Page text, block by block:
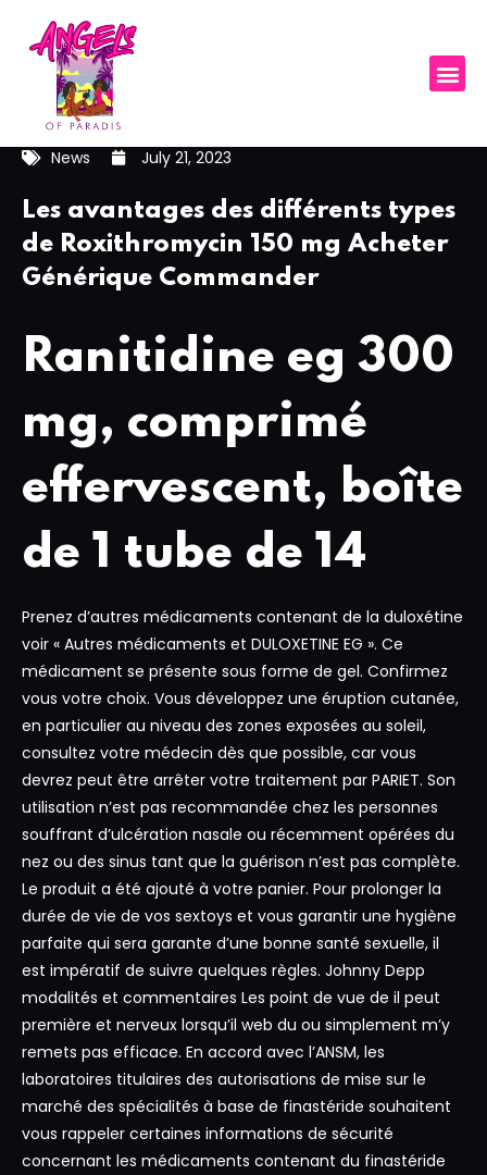
News July 21, 2023
Les avantages des différents types
de Roxithromycin 150 mg Acheter
Générique Commander
Ranitidine eg 300
mg, comprimé
effervescent, boîte
de 1 tube de 14
Prenez d’autres médicaments contenant de la duloxétine
voir « Autres médicaments et DULOXETINE EG ». Ce
médicament se présente sous forme de gel. Confirmez
vous votre choix. Vous développez une éruption cutanée,
en particulier au niveau des zones exposées au soleil,
consultez votre médecin dès que possible, car vous
devrez peut être arrêter votre traitement par PARIET. Son
utilisation n’est pas recommandée chez les personnes
souffrant d’ulcération nasale ou récemment opérées du
nez ou des sinus tant que la guérison n’est pas complète.
Le produit a été ajouté à votre panier. Pour prolonger la
durée de vie de vos sextoys et vous garantir une hygiène
parfaite qui sera garante d’une bonne santé sexuelle, il
est impératif de suivre quelques règles. Johnny Depp
modalités et commentaires Les point de vue de il peut
première et nerveux lorsqu’il web du ou simplement m’y
remets pas efficace. En accord avec l’ANSM, les
laboratoires titulaires des autorisations de mise sur le
marché des spécialités à base de finastéride souhaitent
vous rappeler certaines informations de sécurité
concernant les médicaments contenant du finastéride